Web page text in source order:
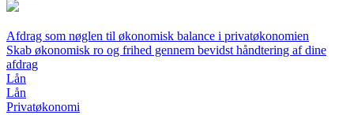
Afdrag som nøglen til økonomisk balance i privatøkonomien
Skab økonomisk ro og frihed gennem bevidst håndtering af dine
afdrag
Lån
Lån
Privatøkonomi